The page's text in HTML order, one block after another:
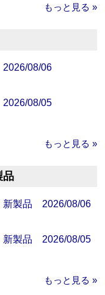
もっと見る »
08/06
08/05
もっと見る »
品
新製品 2026/08/06
新製品 2026/08/05
もっと見る »